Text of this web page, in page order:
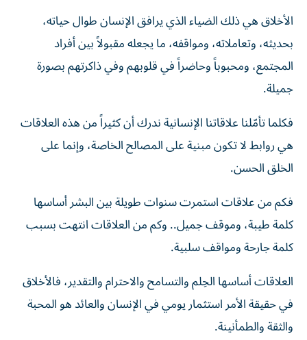
الأخلاق هي ذلك الضياء الذي يرافق الإنسان طوال حياته،
بحديثه، وتعاملاته، ومواقفه، ما يجعله مقبولاً بين أفراد
المجتمع، ومحبوباً وحاضراً في قلوبهم وفي ذاكرتهم بصورة
جميلة.
فكلما تأمّلنا علاقاتنا الإنسانية ندرك أن كثيراً من هذه العلاقات
هي روابط لا تكون مبنية على المصالح الخاصة، وإنما على
الخلق الحسن.
فكم من علاقات استمرت سنوات طويلة بين البشر أساسها
كلمة طيبة، وموقف جميل.. وكم من العلاقات انتهت بسبب
كلمة جارحة ومواقف سلبية.
العلاقات أساسها الحِلم والتسامح والاحترام والتقدير، فالأخلاق
في حقيقة الأمر استثمار يومي في الإنسان والعائد هو المحبة
والثقة والطمأنينة.